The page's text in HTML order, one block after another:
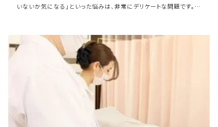
いないか気になる」といった悩みは、非常にデリケートな問題です。